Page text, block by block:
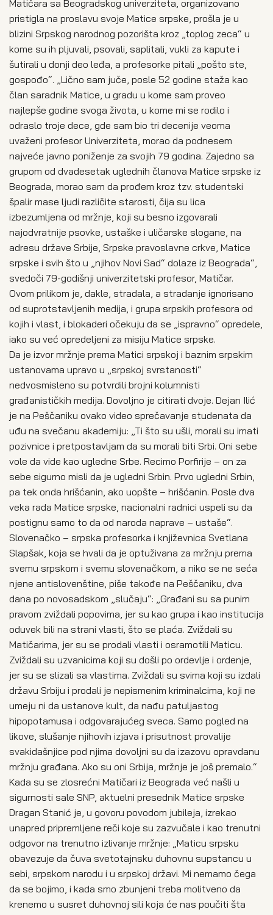
Matičara sa Beogradskog univerziteta, organizovano
pristigla na proslavu svoje Matice srpske, prošla je u
blizini Srpskog narodnog pozorišta kroz „toplog zeca“ u
kome su ih pljuvali, psovali, saplitali, vukli za kapute i
šutirali u donji deo leđa, a profesorke pitali „pošto ste,
gospođo“. „Lično sam juče, posle 52 godine staža kao
član saradnik Matice, u gradu u kome sam proveo
najlepše godine svoga života, u kome mi se rodilo i
odraslo troje dece, gde sam bio tri decenije veoma
uvaženi profesor Univerziteta, morao da podnesem
najveće javno poniženje za svojih 79 godina. Zajedno sa
grupom od dvadesetak uglednih članova Matice srpske iz
Beograda, morao sam da prođem kroz tzv. studentski
špalir mase ljudi različite starosti, čija su lica
izbezumljena od mržnje, koji su besno izgovarali
najodvratnije psovke, ustaške i uličarske slogane, na
adresu države Srbije, Srpske pravoslavne crkve, Matice
srpske i svih što u „njihov Novi Sad“ dolaze iz Beograda“,
svedoči 79-godišnji univerzitetski profesor, Matičar.
Ovom prilikom je, dakle, stradala, a stradanje ignorisano
od suprotstavljenih medija, i grupa srpskih profesora od
kojih i vlast, i blokaderi očekuju da se „ispravno“ opredele,
iako su već opredeljeni za misiju Matice srpske.
Da je izvor mržnje prema Matici srpskoj i baznim srpskim
ustanovama upravo u „srpskoj svrstanosti“
nedvosmisleno su potvrdili brojni kolumnisti
građanističkih medija. Dovoljno je citirati dvoje. Dejan Ilić
je na Peščaniku ovako video sprečavanje studenata da
uđu na svečanu akademiju: „Ti što su ušli, morali su imati
pozivnice i pretpostavljam da su morali biti Srbi. Oni sebe
vole da vide kao ugledne Srbe. Recimo Porfirije – on za
sebe sigurno misli da je ugledni Srbin. Prvo ugledni Srbin,
pa tek onda hrišćanin, ako uopšte – hrišćanin. Posle dva
veka rada Matice srpske, nacionalni radnici uspeli su da
postignu samo to da od naroda naprave – ustaše“.
Slovenačko – srpska profesorka i književnica Svetlana
Slapšak, koja se hvali da je optuživana za mržnju prema
svemu srpskom i svemu slovenačkom, a niko se ne seća
njene antislovenštine, piše takođe na Peščaniku, dva
dana po novosadskom „slučaju“: „Građani su sa punim
pravom zviždali popovima, jer su kao grupa i kao institucija
oduvek bili na strani vlasti, što se plaća. Zviždali su
Matičarima, jer su se prodali vlasti i osramotili Maticu.
Zviždali su uzvanicima koji su došli po ordevlje i ordenje,
jer su se slizali sa vlastima. Zviždali su svima koji su izdali
državu Srbiju i prodali je nepismenim kriminalcima, koji ne
umeju ni da ustanove kult, da nađu patuljastog
hipopotamusa i odgovarajućeg sveca. Samo pogled na
likove, slušanje njihovih izjava i prisutnost provalije
svakidašnjice pod njima dovoljni su da izazovu opravdanu
mržnju građana. Ako su oni Srbija, mržnje je još premalo.“
Kada su se zlosrećni Matičari iz Beograda već našli u
sigurnosti sale SNP, aktuelni presednik Matice srpske
Dragan Stanić je, u govoru povodom jubileja, izrekao
unapred pripremljene reči koje su zazvučale i kao trenutni
odgovor na trenutno izlivanje mržnje: „Maticu srpsku
obavezuje da čuva svetotajnsku duhovnu supstancu u
sebi, srpskom narodu i u srpskoj državi. Mi nemamo čega
da se bojimo, i kada smo zbunjeni treba molitveno da
krenemo u susret duhovnoj sili koja će nas poučiti šta